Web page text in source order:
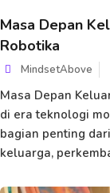
Masa Depan
Robotika
MindsetAbove
Masa Depan
di era teknologi
bagian penting
keluarga,